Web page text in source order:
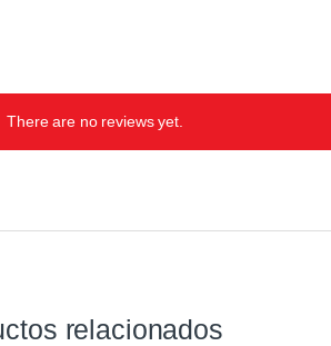
There are no reviews yet.
relacionados